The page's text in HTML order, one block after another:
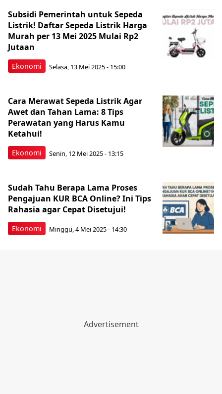
Ekonomi
Subsidi Pemerintah untuk Sepeda
Listrik! Daftar Sepeda Listrik Harga
Murah per 13 Mei 2025 Mulai Rp2
Jutaan
Selasa, 13 Mei 2025 - 15:00
Ekonomi
Cara Merawat Sepeda Listrik Agar
Awet dan Tahan Lama: 8 Tips
Perawatan yang Harus Kamu
Ketahui!
Senin, 12 Mei 2025 - 13:15
Ekonomi
Sudah Tahu Berapa Lama Proses
Pengajuan KUR BCA Online? Ini Tips
Rahasia agar Cepat Disetujui!
Minggu, 4 Mei 2025 - 14:30